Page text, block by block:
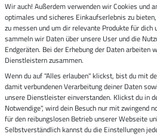
Zustellung durch
Sicher bezahlen mit
Impressum
Wir auch! Außerdem verwenden wir Cookies und
optimales und sicheres Einkaufserlebnis zu
zu messen und um dir relevante Produkte für dich
sammeln wir Daten über unsere User und die
Endgeräten. Bei der Erhebung der Daten arbeiten
Dienstleistern zusammen.
Wenn du auf "Alles erlauben" klickst, bist du mit
damit verbundenen Verarbeitung deiner Daten
unsere Dienstleister einverstanden. Klickst du in
Notwendige", wird dein Besuch nur mit zwingend
für den reibungslosen Betrieb unserer Webseite
Selbstverständlich kannst du die Einstellungen